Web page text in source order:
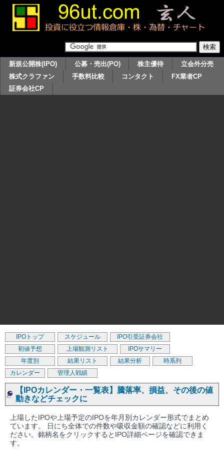
新規公開株(IPO) 公募・売出(PO) 株主優待
立会外分売
株式クラファン
手数料比較 コンタクト
FX業者CP
証券会社CP
IPOトップ スケジュール
IPO引受証券会社
初値予想
上場観測リスト
IPOサマリー
年度別
結果リスト 結果分析
時系列
カレンダー
管理人戦績
【IPOカレンダー・一覧表】騰落率、損益、その後の値
動きなどチェックに
上場したIPOや上場予定のIPOを年月別カレンダー形式でまとめ
ています。 日にち全体での件数や吸収金額の確認などに利用く
ださい。銘柄名をクリックするとIPO詳細ページを確認できま
す。